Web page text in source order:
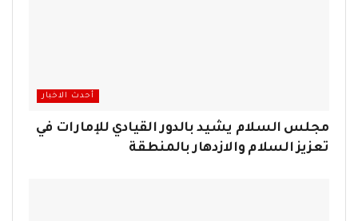
أحدث الاخبار
مجلس السلام يشيد بالدور القيادي للإمارات في
تعزيز السلام والازدهار بالمنطقة